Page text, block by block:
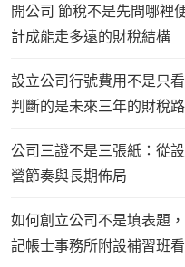
開公司 節稅不是先問哪裡
計成能走多遠的財稅結構
設立公司行號費用不是只
判斷的是未來三年的財稅
公司三證不是三張紙：從
營節奏與長期佈局
如何創立公司不是填表題
記帳士事務所附設補習班